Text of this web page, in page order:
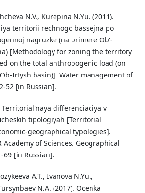
N.V., Kurepina N.Yu. (2011).
territorii rechnogo bassejna po
nagruzke (na primere Ob'-
[Methodology for zoning the territory
on the total anthropogenic load (on
Irtysh basin)]. Water management of
52 [in Russian].
Territorial'naya differenciaciya v
tipologiyah [Territorial
geographical typologies].
Academy of Sciences. Geographical
69 [in Russian].
A.T., Ivanova N.Yu.,
N.A. (2017). Ocenka